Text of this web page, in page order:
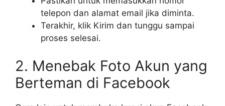
telepon dan alamat email jika diminta.
Terakhir, klik Kirim dan tunggu sampai
proses selesai.
2. Menebak Foto Akun yang
Berteman di Facebook